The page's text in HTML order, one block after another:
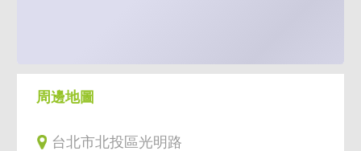
周邊地圖
台北市北投區光明路